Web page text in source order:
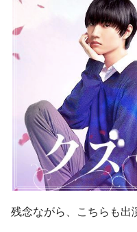
残念ながら、こちらも出